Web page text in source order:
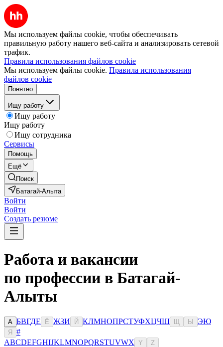
Мы используем файлы cookie, чтобы обеспечивать
правильную работу нашего веб-сайта и анализировать сетевой
трафик.
Правила использования файлов cookie
Мы используем файлы cookie. Правила использования
файлов cookie
Понятно
Ищу работу
Ищу работу
Ищу работу
Ищу сотрудника
Сервисы
Помощь
Ещё
Поиск
Батагай-Алыта
Войти
Войти
Создать резюме
Работа и вакансии
по профессии в Батагай-
Алыты
А БВГДЕ Ё ЖЗИ Й КЛМНОПРСТУФХЦЧШ Ы ЭЮ
Я
#
ABCDEFGHIJKLMNOPQRSTUVWX Y Z